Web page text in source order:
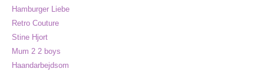
Hamburger Liebe
Retro Couture
Stine Hjort
Mum 2 2 boys
Haandarbejdsom